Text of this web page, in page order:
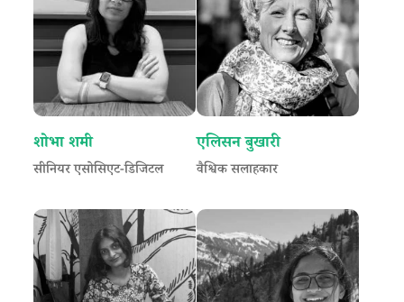
शोभा शमी
सीनियर एसोसिएट-डिजिटल
एलिसन बुखारी
वैश्विक सलाहकार